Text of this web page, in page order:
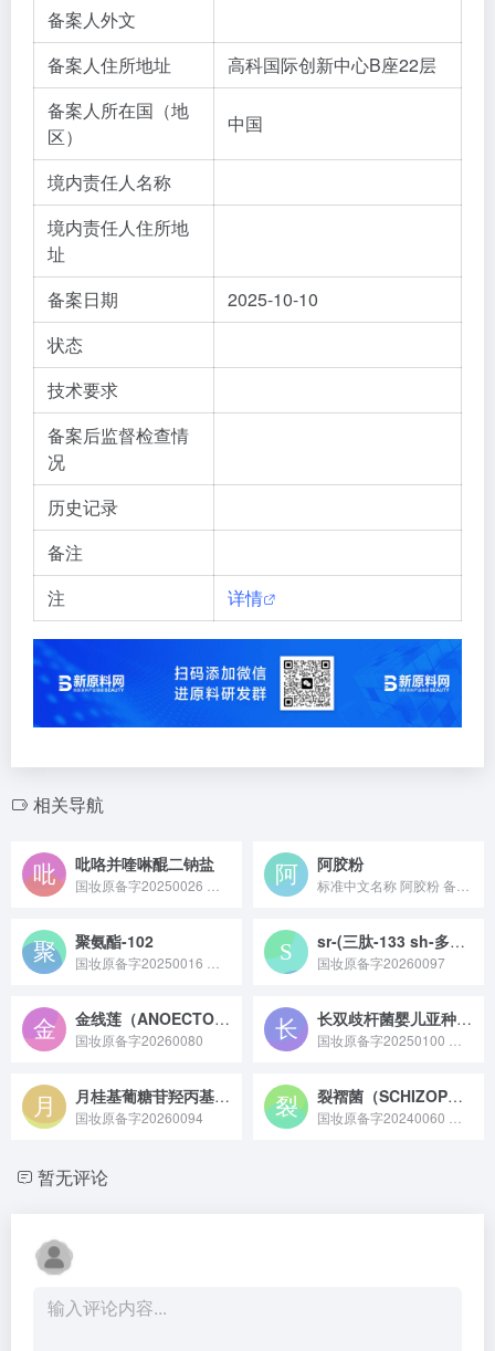
备案人外文
备案人住所地址
高科国际创新中心B座22层
备案人所在国（地
区）
中国
境内责任人名称
境内责任人住所地
址
备案日期
2025-10-10
状态
技术要求
备案后监督检查情
况
历史记录
备注
注
详情
相关导航
吡咯并喹啉醌二钠盐 阿胶粉
聚氨酯-102 sr-(三肽-133 sh-多肽-2 六肽-40）
国妆原备字20260097
金线莲（ANOECTOCHILUS ROXBURGHII）提取物
国妆原备字20260080
长双歧杆菌婴儿亚种/乳糖发酵溶胞产物
月桂基葡糖苷羟丙基磺酸酯钠
国妆原备字20260094
裂褶菌（SCHIZOPHYLLUM COMMUNE）发酵产物滤液
暂无评论